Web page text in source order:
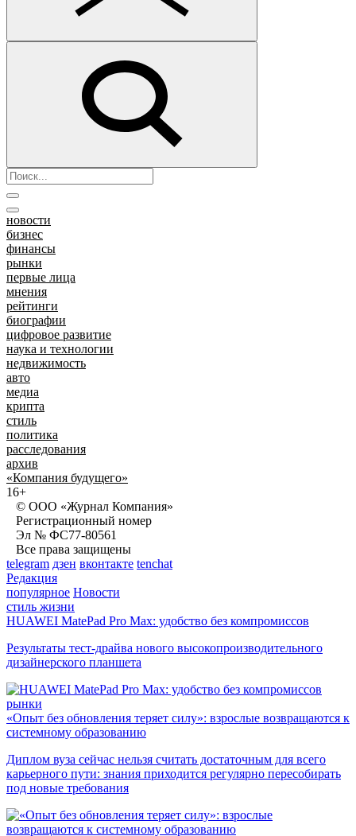
новости
бизнес
финансы
рынки
первые лица
мнения
рейтинги
биографии
цифровое развитие
наука и технологии
недвижимость
авто
медиа
крипта
стиль
политика
расследования
архив
«Компания будущего»
16+
© ООО «Журнал Компания»
Регистрационный номер
Эл № ФС77-80561
Все права защищены
telegram дзен вконтакте tenchat
Редакция
популярное Новости
стиль жизни
HUAWEI MatePad Pro Max: удобство без компромиссов
Результаты тест-драйва нового высокопроизводительного
дизайнерского планшета
рынки
«Опыт без обновления теряет силу»: взрослые возвращаются к
системному образованию
Диплом вуза сейчас нельзя считать достаточным для всего
карьерного пути: знания приходится регулярно пересобирать
под новые требования